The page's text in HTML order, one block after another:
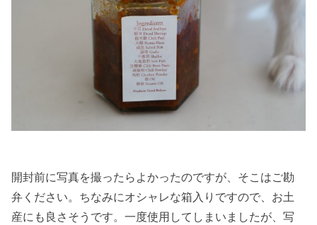
開封前に写真を撮ったらよかったのですが、そこはご勘
弁ください。ちなみにオシャレな箱入りですので、お土
産にも良さそうです。一度使用してしまいましたが、写